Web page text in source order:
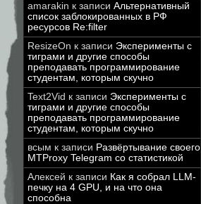
amarakin к записи Альтернативный
список заблокированных в РФ
ресурсов Re:filter
ResizeOn к записи Эксперименты с
тиграми и другие способы
преподавать программирование
студентам, которым скучно
Text2Vid к записи Эксперименты с
тиграми и другие способы
преподавать программирование
студентам, которым скучно
всым к записи Развёртывание своего
MTProxy Telegram со статистикой
Алексей к записи Как я собрал LLM-
печку на 4 GPU, и на что она
способна